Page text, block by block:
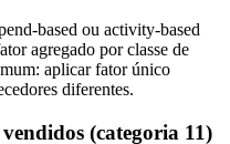
based ou activity-based
agregado por classe de
aplicar fator único
diferentes.
(categoria 11)